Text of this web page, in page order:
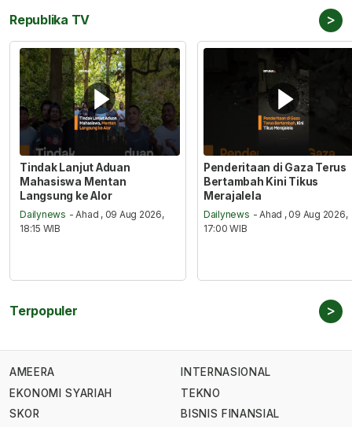
Republika TV >
Tindak Lanjut Aduan
Mahasiswa Mentan
Langsung ke Alor
Dailynews - Ahad , 09 Aug 2026,
18:15 WIB
Penderitaan di Gaza Terus
Bertambah Kini Tikus
Merajalela
Dailynews - Ahad , 09 Aug 2026,
17:00 WIB
Terpopuler >
AMEERA
EKONOMI SYARIAH
SKOR
INTERNASIONAL
TEKNO
BISNIS FINANSIAL